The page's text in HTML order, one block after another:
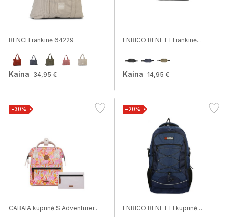
BENCH rankinė 64229
Kaina 34,95 €
ENRICO BENETTI rankinė...
Kaina 14,95 €
−30%
CABAIA kuprinė S Adventurer...
−20%
ENRICO BENETTI kuprinė...